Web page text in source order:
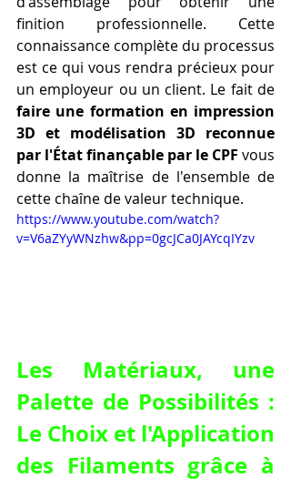
finition professionnelle. Cette
connaissance complète du processus
est ce qui vous rendra précieux pour
faire une formation en impression
3D et modélisation 3D reconnue
par l'État finançable par le CPF vous
donne la maîtrise de l'ensemble de
cette chaîne de valeur technique.
https://www.youtube.com/watch?
v=V6aZYyWNzhw&pp=0gcJCa0JAYcqIYzv
Les Matériaux, une
Palette de Possibilités :
Le Choix et l'Application